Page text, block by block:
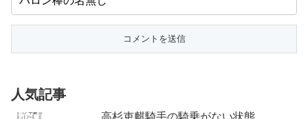
人気記事
高杉吏麒騎手の騎乗がない状態